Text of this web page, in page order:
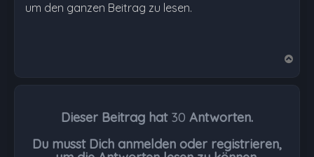
um den ganzen Beitrag zu lesen.
Dieser Beitrag hat 30 Antworten.
Du musst Dich anmelden oder registrieren,